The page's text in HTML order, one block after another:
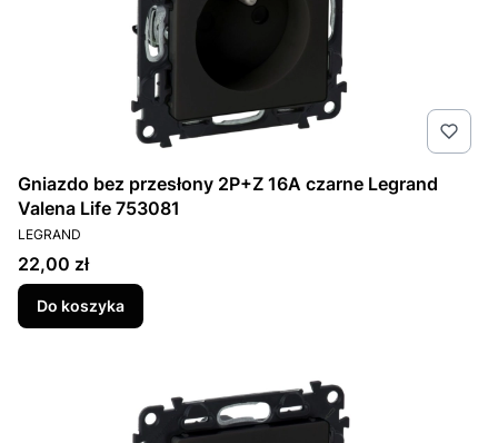
Gniazdo bez przesłony 2P+Z 16A czarne Legrand
Valena Life 753081
PRODUCENT
LEGRAND
Cena
22,00 zł
Do koszyka